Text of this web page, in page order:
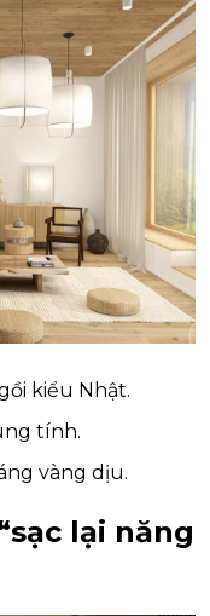
kiểu Nhật.
tính.
vàng dịu.
lại năng